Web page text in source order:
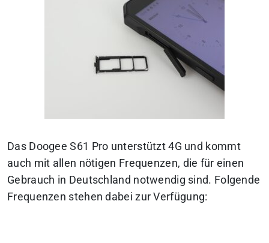
Das Doogee S61 Pro unterstützt 4G und kommt
auch mit allen nötigen Frequenzen, die für einen
Gebrauch in Deutschland notwendig sind. Folgende
Frequenzen stehen dabei zur Verfügung: